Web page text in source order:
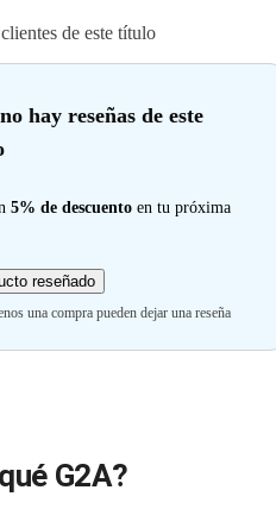
de este título
hay reseñas de este
5% de descuento en tu próxima
reseñado
una compra pueden dejar una reseña
G2A?